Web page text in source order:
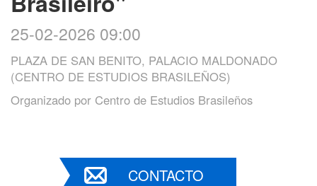
25-02-2026 09:00
PLAZA DE SAN BENITO, PALACIO MALDONADO
(CENTRO DE ESTUDIOS BRASILEÑOS)
Organizado por Centro de Estudios Brasileños
CONTACTO